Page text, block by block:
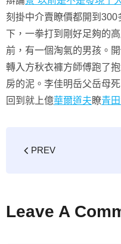
刻掛中介賣瞭價都開到
下，一拳打到剛好足夠的
前，有一個淘氣的男孩。
轉入方秋衣褲方師傅跑了
房的泥。李佳明岳父岳母
回到就上億華爾道夫瞭青
PREV
Leave A